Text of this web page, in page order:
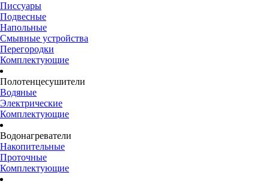
Писсуары
Подвесные
Напольные
Смывные устройства
Перегородки
Комплектующие
Полотенцесушители
Водяные
Электрические
Комплектующие
Водонагреватели
Накопительные
Проточные
Комплектующие